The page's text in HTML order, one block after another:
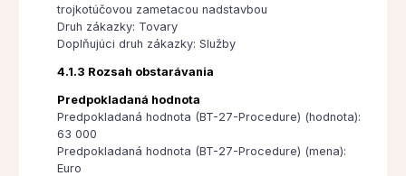
trojkotúčovou zametacou nadstavbou
Druh zákazky: Tovary
Doplňujúci druh zákazky: Služby
4.1.3 Rozsah obstarávania
Predpokladaná hodnota
Predpokladaná hodnota (BT-27-Procedure) (hodnota):
63 000
Predpokladaná hodnota (BT-27-Procedure) (mena):
Euro